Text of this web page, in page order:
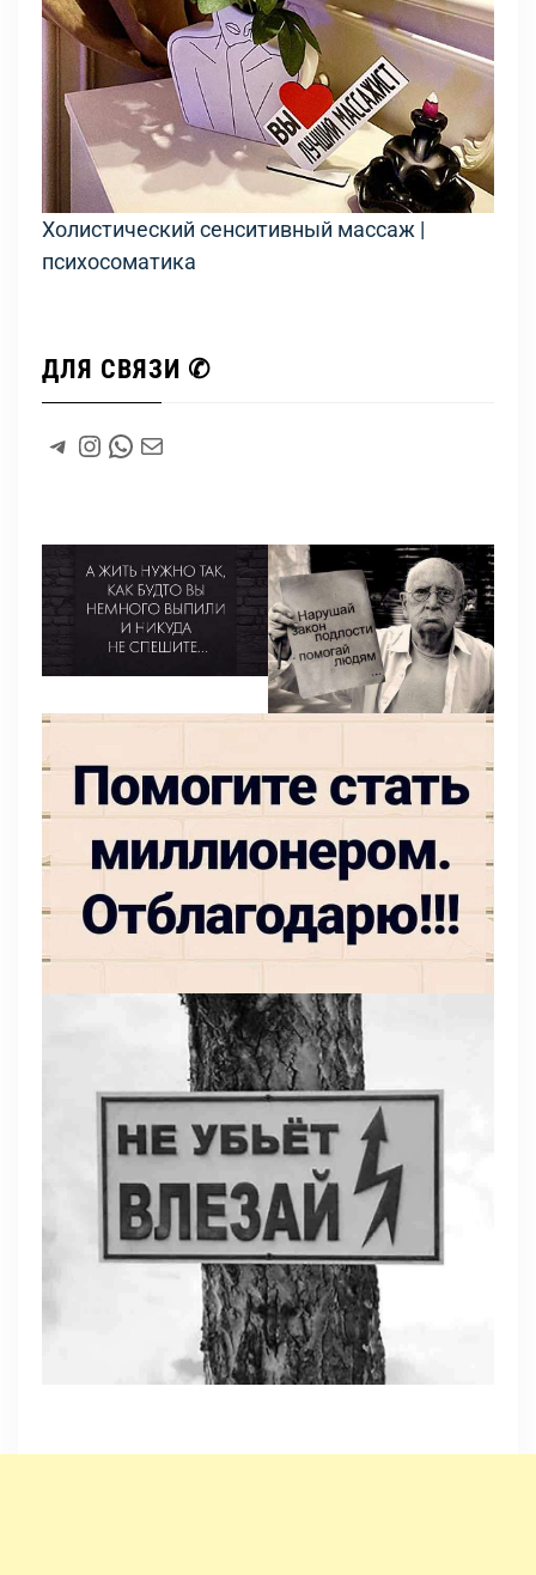
Холистический сенситивный массаж |
психосоматика
ДЛЯ СВЯЗИ ✆
# Instagram
WhatsApp
#